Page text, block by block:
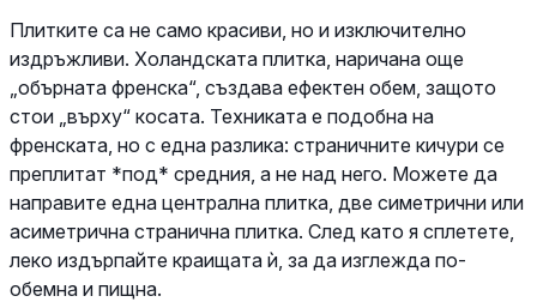
Плитките са не само красиви, но и изключително
издръжливи. Холандската плитка, наричана още
„обърната френска“, създава ефектен обем, защото
стои „върху“ косата. Техниката е подобна на
френската, но с една разлика: страничните кичури се
преплитат *под* средния, а не над него. Можете да
направите една централна плитка, две симетрични или
асиметрична странична плитка. След като я сплетете,
леко издърпайте краищата ѝ, за да изглежда по-
обемна и пищна.